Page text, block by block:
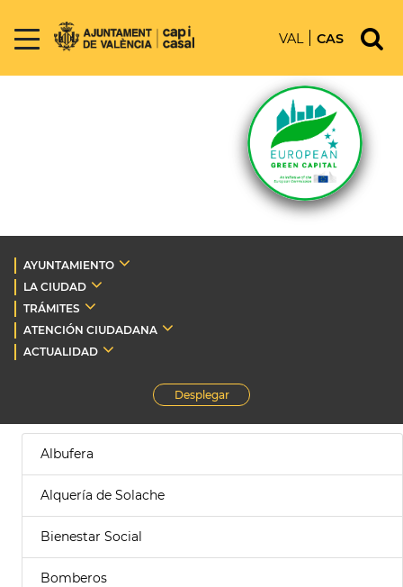
VAL CAS
AYUNTAMIENTO
LA CIUDAD
TRÁMITES
ATENCIÓN CIUDADANA
ACTUALIDAD
Desplegar
Albufera
Alquería de Solache
Bienestar Social
Bomberos